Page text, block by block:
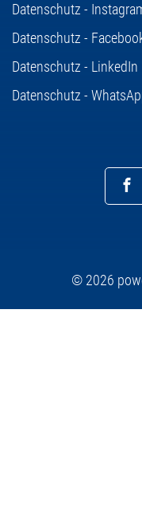
Datenschutz -
Datenschutz -
Datenschutz - LinkedIn
Datenschutz -
© 2026